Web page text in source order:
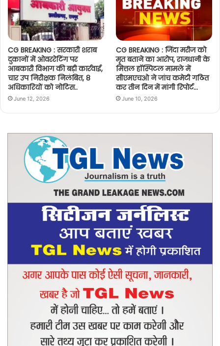
CG BREAKING : सरकारी शराब
दुकानों में ओवररेटिंग पर
आबकारी विभाग की बड़ी कार्रवाई,
चार उप निरीक्षक निलंबित, 8
अधिकारियों को नोटिस..
June 12, 2026
CG BREAKING : जिंदा मरीज को
मृत बताने का आरोप, राजधानी के
मित्तल हॉस्पिटल मामले में
सीएमएचओ ने जांच कमेटी गठित
कर तीन दिन में मांगी रिपोर्ट…
June 10, 2026